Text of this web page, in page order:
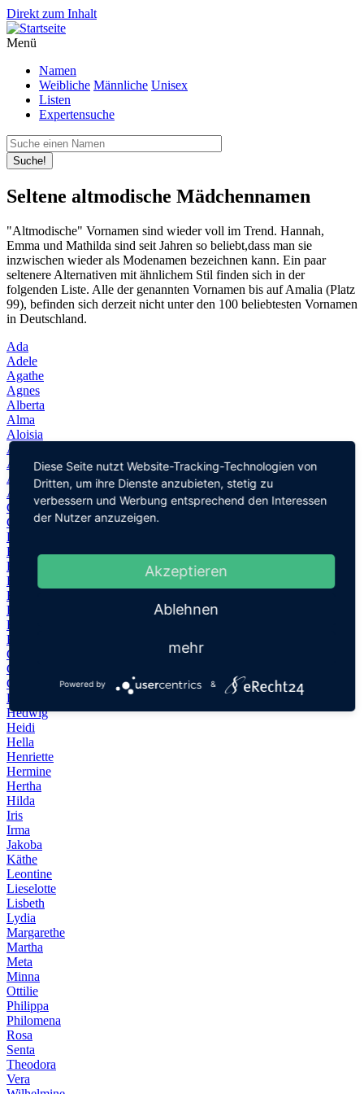
Direkt zum Inhalt
Menü
Namen
Weibliche Männliche Unisex
Listen
Expertensuche
Suche!
Seltene altmodische Mädchennamen
"Altmodische" Vornamen sind wieder voll im Trend. Hannah,
Emma und Mathilda sind seit Jahren so beliebt,dass man sie
inzwischen wieder als Modenamen bezeichnen kann. Ein paar
seltenere Alternativen mit ähnlichem Stil finden sich in der
folgenden Liste. Alle der genannten Vornamen bis auf Amalia (Platz
99), befinden sich derzeit nicht unter den 100 beliebtesten Vornamen
in Deutschland.
Ada
Adele
Agathe
Agnes
Alberta
Alma
Aloisia
Alwine
Amalia
Anneliese
Auguste
Cecilia
Cordelia
Dora
Edda
Edith
Edna
Eleonore
Elsa
Erna
Evelyn
Gerda
Grete
Gretel
Hanne
Hedwig
Heidi
Hella
Henriette
Hermine
Hertha
Hilda
Iris
Irma
Jakoba
Käthe
Leontine
Lieselotte
Lisbeth
Lydia
Margarethe
Martha
Meta
Minna
Ottilie
Philippa
Philomena
Rosa
Senta
Theodora
Vera
Diese Seite nutzt Website-Tracking-Technologien von
Dritten, um ihre Dienste anzubieten, stetig zu
verbessern und Werbung entsprechend den Interessen
der Nutzer anzuzeigen.
Akzeptieren
Ablehnen
mehr
Powered by &